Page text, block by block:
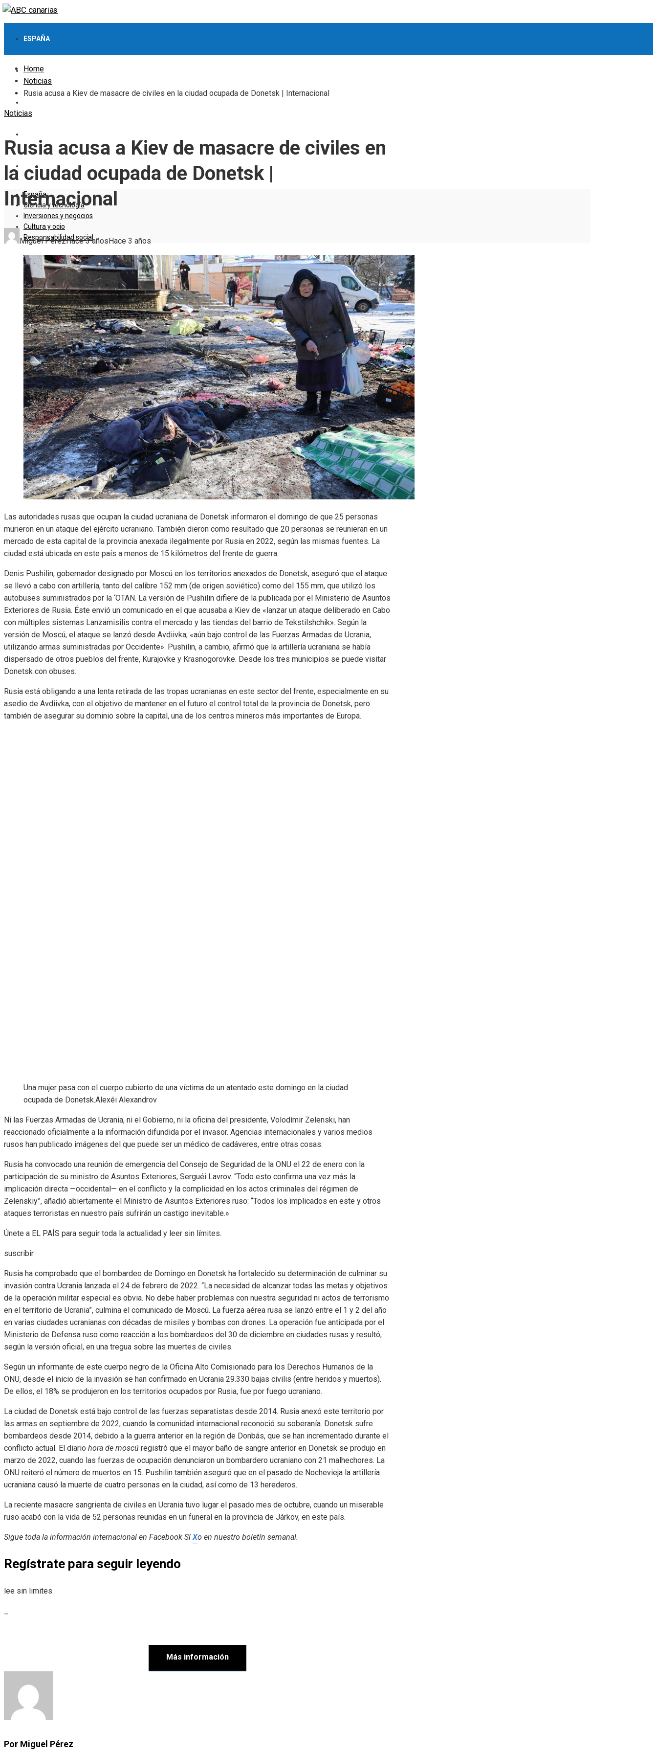
ESPAÑA
CIENCIA Y TECNOLOGÍA
RESPONSABILIDAD SOCIAL
España
Ciencia y tecnología
Inversiones y negocios
Cultura y ocio
Responsabilidad social
Home
Noticias
Rusia acusa a Kiev de masacre de civiles en la ciudad ocupada de Donetsk | Internacional
Noticias
Rusia acusa a Kiev de masacre de civiles en
la ciudad ocupada de Donetsk |
Internacional
Miguel PérezHace 3 años Hace 3 años
Las autoridades rusas que ocupan la ciudad ucraniana de Donetsk informaron el domingo de que 25 personas
murieron en un ataque del ejército ucraniano. También dieron como resultado que 20 personas se reunieran en un
mercado de esta capital de la provincia anexada ilegalmente por Rusia en 2022, según las mismas fuentes. La
ciudad está ubicada en este país a menos de 15 kilómetros del frente de guerra.
Denis Pushilin, gobernador designado por Moscú en los territorios anexados de Donetsk, aseguró que el ataque
se llevó a cabo con artillería, tanto del calibre 152 mm (de origen soviético) como del 155 mm, que utilizó los
autobuses suministrados por la ‘OTAN. La versión de Pushilin difiere de la publicada por el Ministerio de Asuntos
Exteriores de Rusia. Éste envió un comunicado en el que acusaba a Kiev de «lanzar un ataque deliberado en Cabo
con múltiples sistemas Lanzamisilis contra el mercado y las tiendas del barrio de Tekstilshchik». Según la
versión de Moscú, el ataque se lanzó desde Avdiivka, «aún bajo control de las Fuerzas Armadas de Ucrania,
utilizando armas suministradas por Occidente». Pushilin, a cambio, afirmó que la artillería ucraniana se había
dispersado de otros pueblos del frente, Kurajovke y Krasnogorovke. Desde los tres municipios se puede visitar
Donetsk con obuses.
Rusia está obligando a una lenta retirada de las tropas ucranianas en este sector del frente, especialmente en su
asedio de Avdiivka, con el objetivo de mantener en el futuro el control total de la provincia de Donetsk, pero
también de asegurar su dominio sobre la capital, una de los centros mineros más importantes de Europa.
Una mujer pasa con el cuerpo cubierto de una víctima de un atentado este domingo en la ciudad
ocupada de Donetsk.Alexéi Alexandrov
Ni las Fuerzas Armadas de Ucrania, ni el Gobierno, ni la oficina del presidente, Volodímir Zelenski, han
reaccionado oficialmente a la información difundida por el invasor. Agencias internacionales y varios medios
rusos han publicado imágenes del que puede ser un médico de cadáveres, entre otras cosas.
Rusia ha convocado una reunión de emergencia del Consejo de Seguridad de la ONU el 22 de enero con la
participación de su ministro de Asuntos Exteriores, Serguéi Lavrov. “Todo esto confirma una vez más la
implicación directa —occidental— en el conflicto y la complicidad en los actos criminales del régimen de
Zelenskiy”, añadió abiertamente el Ministro de Asuntos Exteriores ruso: “Todos los implicados en este y otros
ataques terroristas en nuestro país sufrirán un castigo inevitable.»
Únete a EL PAÍS para seguir toda la actualidad y leer sin límites.
suscribir
Rusia ha comprobado que el bombardeo de Domingo en Donetsk ha fortalecido su determinación de culminar su
invasión contra Ucrania lanzada el 24 de febrero de 2022. “La necesidad de alcanzar todas las metas y objetivos
de la operación militar especial es obvia. No debe haber problemas con nuestra seguridad ni actos de terrorismo
en el territorio de Ucrania”, culmina el comunicado de Moscú. La fuerza aérea rusa se lanzó entre el 1 y 2 del año
en varias ciudades ucranianas con décadas de misiles y bombas con drones. La operación fue anticipada por el
Ministerio de Defensa ruso como reacción a los bombardeos del 30 de diciembre en ciudades rusas y resultó,
según la versión oficial, en una tregua sobre las muertes de civiles.
Según un informante de este cuerpo negro de la Oficina Alto Comisionado para los Derechos Humanos de la
ONU, desde el inicio de la invasión se han confirmado en Ucrania 29.330 bajas civilis (entre heridos y muertos).
De ellos, el 18% se produjeron en los territorios ocupados por Rusia, fue por fuego ucraniano.
La ciudad de Donetsk está bajo control de las fuerzas separatistas desde 2014. Rusia anexó este territorio por
las armas en septiembre de 2022, cuando la comunidad internacional reconoció su soberanía. Donetsk sufre
bombardeos desde 2014, debido a la guerra anterior en la región de Donbás, que se han incrementado durante el
conflicto actual. El diario hora de moscú registró que el mayor baño de sangre anterior en Donetsk se produjo en
marzo de 2022, cuando las fuerzas de ocupación denunciaron un bombardero ucraniano con 21 malhechores. La
ONU reiteró el número de muertos en 15. Pushilin también aseguró que en el pasado de Nochevieja la artillería
ucraniana causó la muerte de cuatro personas en la ciudad, así como de 13 herederos.
La reciente masacre sangrienta de civiles en Ucrania tuvo lugar el pasado mes de octubre, cuando un miserable
ruso acabó con la vida de 52 personas reunidas en un funeral en la provincia de Járkov, en este país.
Sigue toda la información internacional en Facebook SíXo en nuestro boletín semanal.
Regístrate para seguir leyendo
lee sin limites
Más información
Por Miguel Pérez